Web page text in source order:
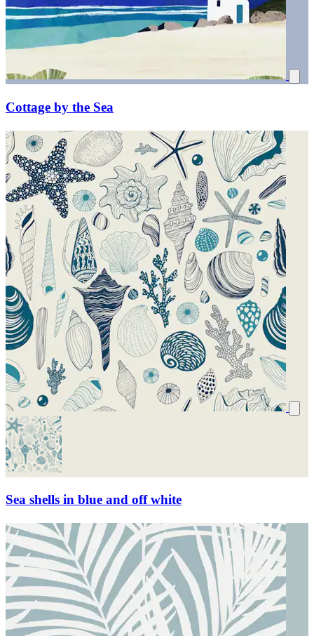
Cottage by the Sea
Sea shells in blue and off white